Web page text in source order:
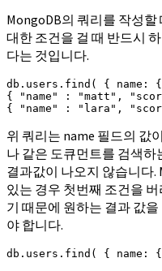
MongoDB의 쿼리를 작성
대한 조건을 걸 때 반드시
다는 것입니다.
db.users.find( {
{ "name" : "matt",
{ "name" : "lara",
위 쿼리는 name 필드의 값
나 같은 도큐먼트를 검색
결과값이 나오지 않습니다.
있는 경우 첫번째 조건을
기 때문에 원하는 결과 값
야 합니다.
db.users.find( {